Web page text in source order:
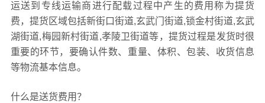
运送到专线运输商进行配载过程中产生的费用称为提货
费，提货区域包括新街口街道,玄武门街道,锁金村街道,玄武
湖街道,梅园新村街道,孝陵卫街道等，提货过程是发货时很
重要的环节，要确认件数、重量、体积、包装、收货信息
等物流基本信息。
什么是送货费用？